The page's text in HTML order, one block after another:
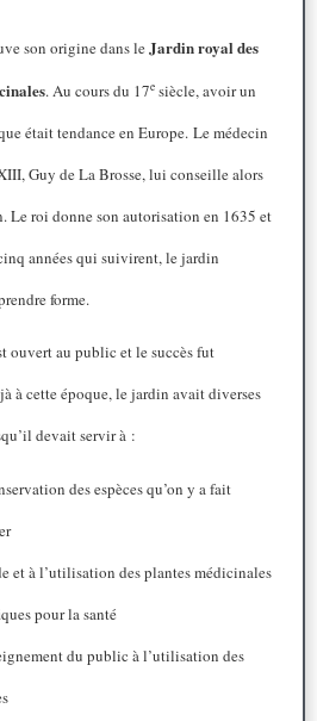
son origine dans leJardin royal des
. Au cours du 17e siècle, avoir un
était tendance en Europe. Le médecin
Guy de La Brosse, lui conseille alors
Le roi donne son autorisation en 1635 et
années qui suivirent, le jardin
forme.
ouvert au public et le succès fut
à cette époque, le jardin avait diverses
devait servir à :
des espèces qu’on y a fait
et à l’utilisation des plantes médicinales
pour la santé
du public à l’utilisation des